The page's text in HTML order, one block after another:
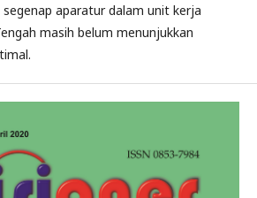
aparatur dalam unit kerja
masih belum menunjukkan